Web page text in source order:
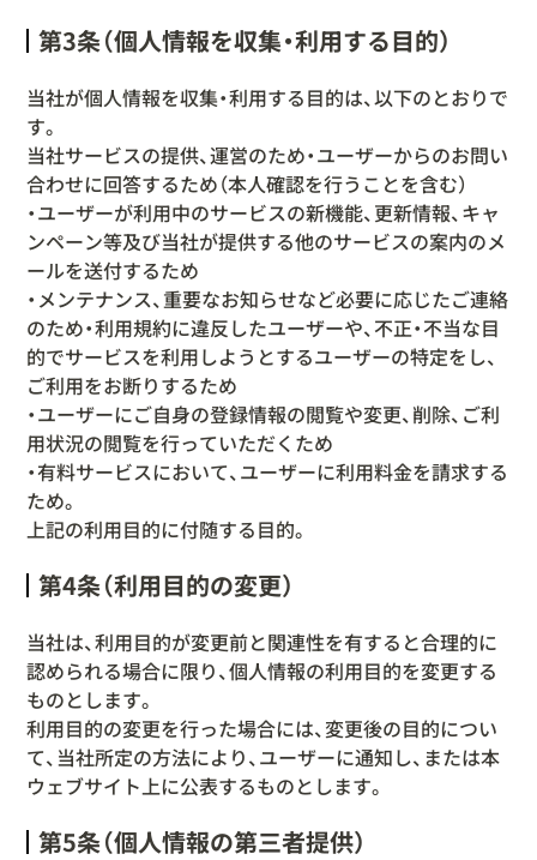
第3条（個人情報を収集・利用する目的）
当社が個人情報を収集・利用する目的は、以下のとおりで
す。
当社サービスの提供、運営のため・ユーザーからのお問い
合わせに回答するため（本人確認を行うことを含む）
・ユーザーが利用中のサービスの新機能、更新情報、キャ
ンペーン等及び当社が提供する他のサービスの案内のメ
ールを送付するため
・メンテナンス、重要なお知らせなど必要に応じたご連絡
のため・利用規約に違反したユーザーや、不正・不当な目
的でサービスを利用しようとするユーザーの特定をし、
ご利用をお断りするため
・ユーザーにご自身の登録情報の閲覧や変更、削除、ご利
用状況の閲覧を行っていただくため
・有料サービスにおいて、ユーザーに利用料金を請求する
ため。
上記の利用目的に付随する目的。
第4条（利用目的の変更）
当社は、利用目的が変更前と関連性を有すると合理的に
認められる場合に限り、個人情報の利用目的を変更する
ものとします。
利用目的の変更を行った場合には、変更後の目的につい
て、当社所定の方法により、ユーザーに通知し、または本
ウェブサイト上に公表するものとします。
第5条（個人情報の第三者提供）